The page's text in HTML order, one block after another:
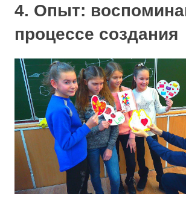
4. Опыт:
процессе создания